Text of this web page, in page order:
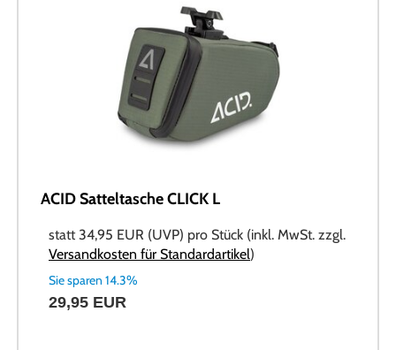
ACID Satteltasche CLICK L
statt34,95 EUR (UVP) pro Stück (inkl. MwSt. zzgl.
Versandkosten für Standardartikel)
Sie sparen 14.3%
29,95 EUR